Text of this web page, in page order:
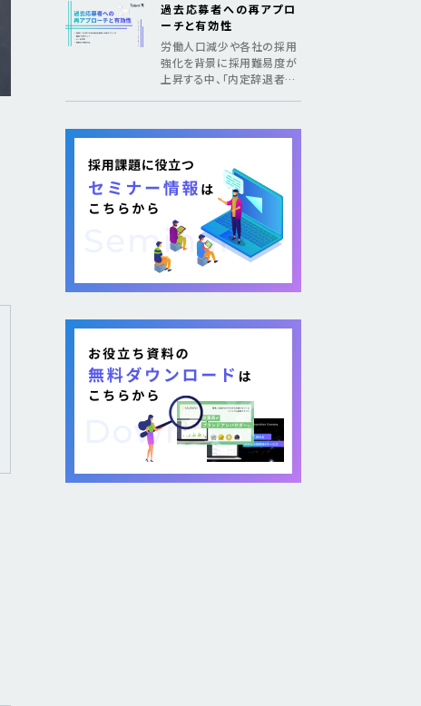
過去応募者への再アプロ
ーチと有効性
労働人口減少や各社の採用
強化を背景に採用難易度が
上昇する中、「内定辞退者・
ています。 そのような疑問が
各社が取り組む背景から期
待できるメリット、 […]